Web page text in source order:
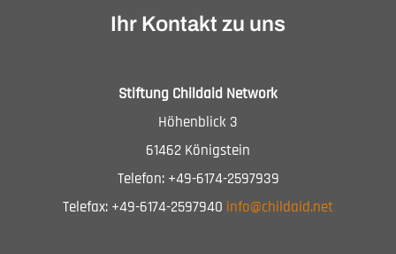
Ihr Kontakt zu uns
Stiftung Childaid Network
Höhenblick 3
61462 Königstein
Telefon: +49-6174-2597939
Telefax: +49-6174-2597940 info@childaid.net